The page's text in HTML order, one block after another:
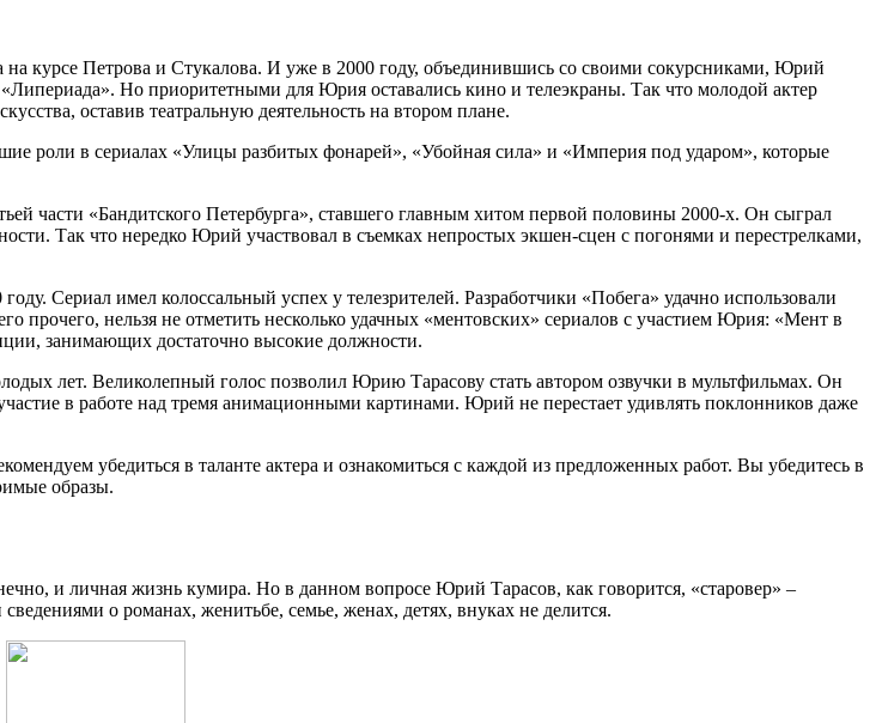
на курсе Петрова и Стукалова. И уже в 2000 году, объединившись со своими сокурсниками, Юрий
Но приоритетными для Юрия оставались кино и телеэкраны. Так что молодой актер
оставив театральную деятельность на втором плане.
роли в сериалах «Улицы разбитых фонарей», «Убойная сила» и «Империя под ударом», которые
части «Бандитского Петербурга», ставшего главным хитом первой половины 2000-х. Он сыграл
Так что нередко Юрий участвовал в съемках непростых экшен-сцен с погонями и перестрелками,
Сериал имел колоссальный успех у телезрителей. Разработчики «Побега» удачно использовали
прочего, нельзя не отметить несколько удачных «ментовских» сериалов с участием Юрия: «Мент в
занимающих достаточно высокие должности.
лет. Великолепный голос позволил Юрию Тарасову стать автором озвучки в мультфильмах. Он
в работе над тремя анимационными картинами. Юрий не перестает удивлять поклонников даже
убедиться в таланте актера и ознакомиться с каждой из предложенных работ. Вы убедитесь в
образы.
и личная жизнь кумира. Но в данном вопросе Юрий Тарасов, как говорится, «старовер» –
о романах, женитьбе, семье, женах, детях, внуках не делится.